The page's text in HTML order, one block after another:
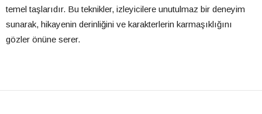
temel taşlarıdır. Bu teknikler, izleyicilere unutulmaz bir deneyim
sunarak, hikayenin derinliğini ve karakterlerin karmaşıklığını
gözler önüne serer.